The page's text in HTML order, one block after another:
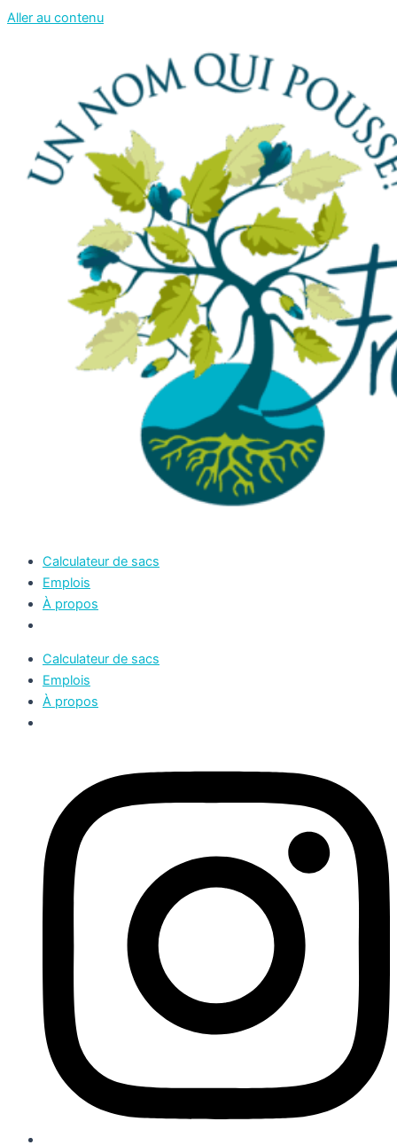
Aller au contenu
Calculateur de sacs
Emplois
À propos
Calculateur de sacs
Emplois
À propos